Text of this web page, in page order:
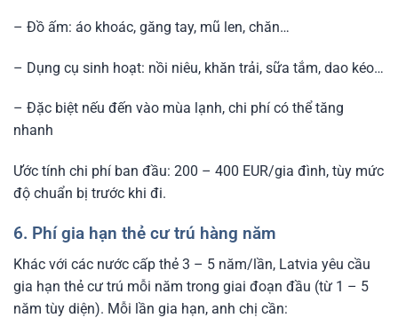
– Đồ ấm: áo khoác, găng tay, mũ len, chăn…
– Dụng cụ sinh hoạt: nồi niêu, khăn trải, sữa tắm, dao kéo…
– Đặc biệt nếu đến vào mùa lạnh, chi phí có thể tăng
nhanh
Ước tính chi phí ban đầu: 200 – 400 EUR/gia đình, tùy mức
độ chuẩn bị trước khi đi.
6. Phí gia hạn thẻ cư trú hàng năm
Khác với các nước cấp thẻ 3 – 5 năm/lần, Latvia yêu cầu
gia hạn thẻ cư trú mỗi năm trong giai đoạn đầu (từ 1 – 5
năm tùy diện). Mỗi lần gia hạn, anh chị cần: